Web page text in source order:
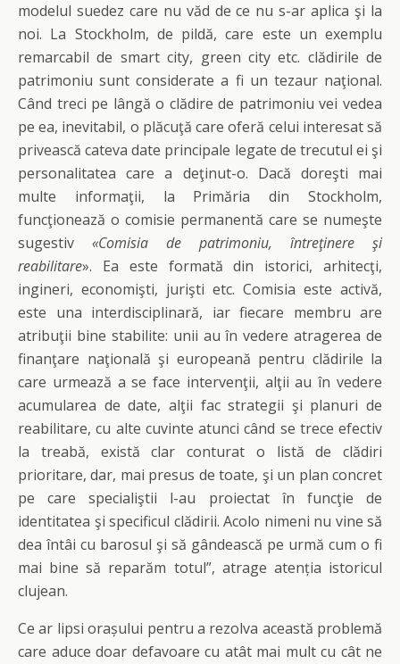
modelul suedez care nu văd de ce nu s-ar aplica şi la
noi. La Stockholm, de pildă, care este un exemplu
remarcabil de smart city, green city etc. clădirile de
patrimoniu sunt considerate a fi un tezaur naţional.
Când treci pe lângă o clădire de patrimoniu vei vedea
pe ea, inevitabil, o plăcuţă care oferă celui interesat să
privească cateva date principale legate de trecutul ei şi
personalitatea care a deţinut-o. Dacă doreşti mai
multe informaţii, la Primăria din Stockholm,
funcţionează o comisie permanentă care se numeşte
sugestiv «Comisia de patrimoniu, întreţinere şi
reabilitare». Ea este formată din istorici, arhitecţi,
ingineri, economişti, jurişti etc. Comisia este activă,
este una interdisciplinară, iar fiecare membru are
atribuţii bine stabilite: unii au în vedere atragerea de
finanţare naţională şi europeană pentru clădirile la
care urmează a se face intervenţii, alţii au în vedere
acumularea de date, alţii fac strategii şi planuri de
reabilitare, cu alte cuvinte atunci când se trece efectiv
la treabă, există clar conturat o listă de clădiri
prioritare, dar, mai presus de toate, şi un plan concret
pe care specialiştii l-au proiectat în funcţie de
identitatea şi specificul clădirii. Acolo nimeni nu vine să
dea întâi cu barosul şi să gândească pe urmă cum o fi
mai bine să reparăm totul”, atrage atenția istoricul
clujean.
Ce ar lipsi orașului pentru a rezolva această problemă
care aduce doar defavoare cu atât mai mult cu cât ne